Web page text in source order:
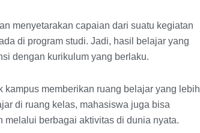
menyetarakan capaian dari suatu kegiatan
di program studi. Jadi, hasil belajar yang
dengan kurikulum yang berlaku.
memberikan ruang belajar yang lebih
di ruang kelas, mahasiswa juga bisa
berbagai aktivitas di dunia nyata.